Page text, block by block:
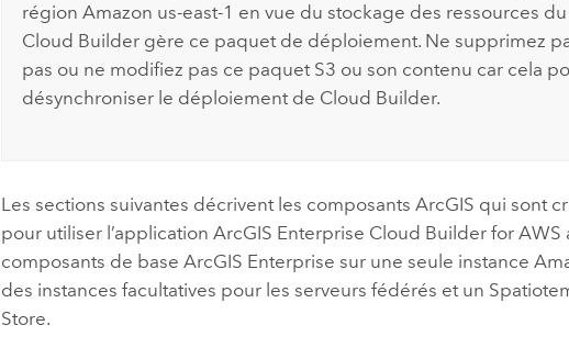
région Amazon us-east-1 en vue du stockage des ressources
Cloud Buildergère ce paquet de déploiement. Ne supprimez
pas ou ne modifiez pas ce paquet S3 ou son contenu car cela
désynchroniser le déploiement de Cloud Builder.
Les sections suivantes décrivent les composants ArcGIS qui sont
pour utiliser l’applicationArcGIS Enterprise Cloud Builder for AWS
composants de baseArcGIS Enterprise sur une seule instance
des instances facultatives pour les serveurs fédérés et un
Store.